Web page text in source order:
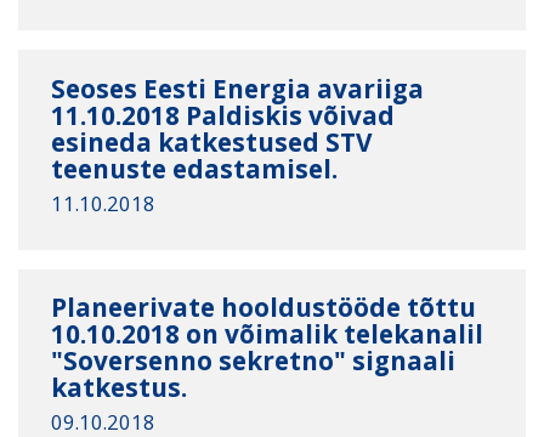
Seoses Eesti Energia avariiga
11.10.2018 Paldiskis võivad
esineda katkestused STV
teenuste edastamisel.
11.10.2018
Planeerivate hooldustööde tõttu
10.10.2018 on võimalik telekanalil
"Soversenno sekretno" signaali
katkestus.
09.10.2018